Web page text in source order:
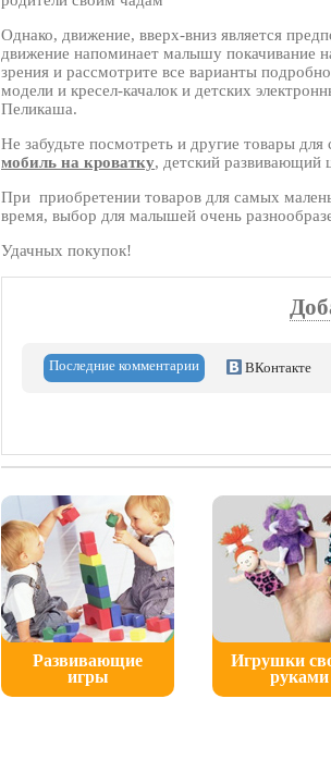
Однако, движение, вверх-вниз является
движение напоминает малышу покачивание
зрения и рассмотрите все варианты
модели и кресел-качалок и детских
Пеликаша.
Не забудьте посмотреть и другие товары
мобиль на кроватку, детский развивающий
При приобретении товаров для самых
время, выбор для малышей очень
Удачных покупок!
Последние комментарии ВКонтакте
Развивающие
игры
Игрушки
руками